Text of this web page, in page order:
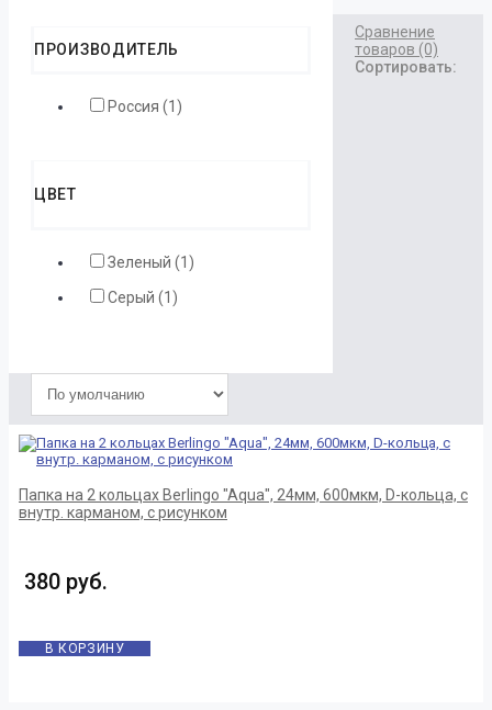
ПРОИЗВОДИТЕЛЬ
Россия (1)
ЦВЕТ
Зеленый (1)
Серый (1)
Сравнение
товаров (0)
Сортировать:
Папка на 2 кольцах Berlingo "Aqua", 24мм, 600мкм, D-кольца, с
внутр. карманом, с рисунком
380 руб.
В КОРЗИНУ